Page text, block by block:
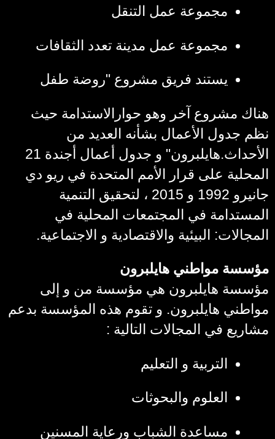
مجموعة عمل التنقل
مجموعة عمل مدينة تعدد الثقافات
يستند فريق مشروع "روضة طفل
هناك مشروع آخر وهو حوارالاستدامة حيث
نظم جدول الأعمال بشأنه العديد من
الأحداث.هايلبرون" و جدول أعمال أجندة 21
المحلية على قرار الأمم المتحدة في ريو دي
جانيرو 1992 و 2015 ، لتحقيق التنمية
المستدامة في المجتمعات المحلية في
المجالات: البيئية والاقتصادية و الاجتماعية.
مؤسسة مواطني هايلبرون
مؤسسة هايلبرون هي مؤسسة من و إلى
مواطني هايلبرون. و تقوم هذه المؤسسة بدعم
مشاريع في المجالات التالية :
التربية و التعليم
العلوم والبحوثات
مساعدة الشباب ورعاية المسنين